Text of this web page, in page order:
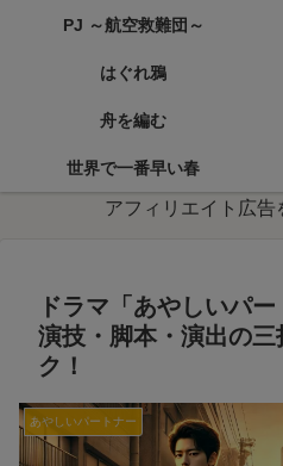
PJ ～航空救難団～
はぐれ鴉
舟を編む
世界で一番早い春
アフィリエイト広告
ドラマ「あやしいパ
演技・脚本・演出の
ク！
あやしいパートナー